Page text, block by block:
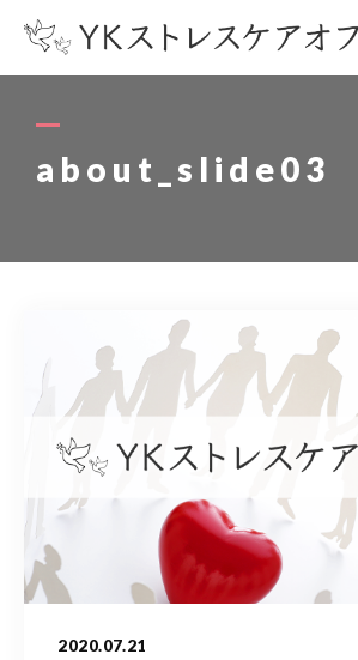
about_slide03
2020.07.21
コンセプト
サービス内容
service
代表プロフィール
profile
ストレスケアブログ
blog
オフィス情報
office
クライエント様